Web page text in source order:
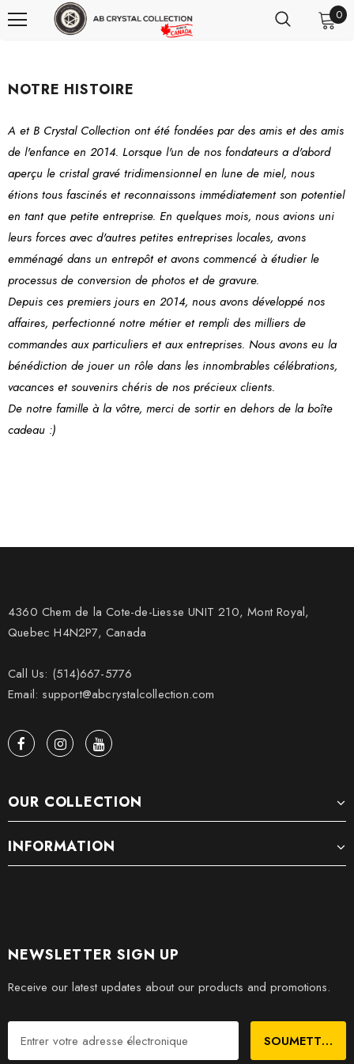
0
NOTRE HISTOIRE
A et B Crystal Collection ont été fondées par des amis et des amis
de l'enfance en 2014. Lorsque l'un de nos fondateurs a d'abord
aperçu le cristal gravé tridimensionnel en lune de miel, nous
étions tous fascinés et reconnaissons immédiatement son potentiel
en tant que petite entreprise. En quelques mois, nous avions uni
leurs forces avec d'autres petites entreprises locales, avons
emménagé dans un entrepôt et avons commencé à étudier le
processus de conversion de photos et de gravure.
Depuis ces premiers jours en 2014, nous avons développé nos
affaires, perfectionné notre métier et rempli des milliers de
commandes aux particuliers et aux entreprises. Nous avons eu la
bénédiction de jouer un rôle dans les innombrables célébrations,
vacances et souvenirs chéris de nos précieux clients.
De notre famille à la vôtre, merci de sortir en dehors de la boîte
cadeau :)
4360 Chem de la Cote-de-Liesse UNIT 210, Mont Royal,
Quebec H4N2P7, Canada
Call Us: (514)667-5776
Email: support@abcrystalcollection.com
OUR COLLECTION
INFORMATION
NEWSLETTER SIGN UP
Receive our latest updates about our products and promotions.